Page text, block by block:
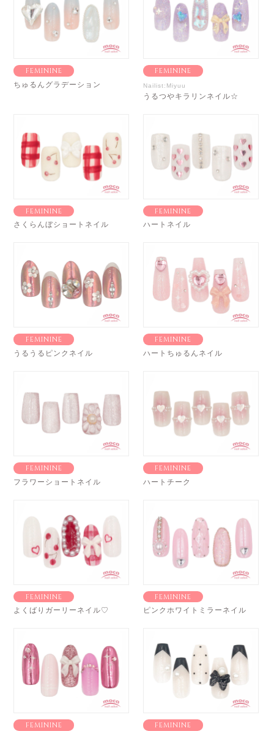
FEMININE
ちゅるんグラデーション
FEMININE
Nailist:Miyuu
うるつやキラリンネイル☆
FEMININE
さくらんぼショートネイル
FEMININE
ハートネイル
FEMININE
うるうるピンクネイル
FEMININE
ハートちゅるんネイル
FEMININE
フラワーショートネイル
FEMININE
ハートチーク
FEMININE
よくばりガーリーネイル♡
FEMININE
ピンクホワイトミラーネイル
FEMININE FEMININE